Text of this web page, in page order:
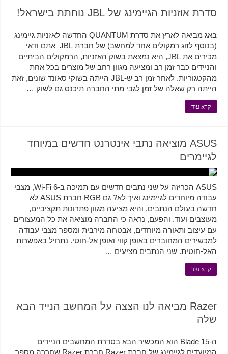
סדרת אוזניות הגיימינג של JBL נוחתת בישראל!
באג מביאה לארץ את סדרת QUANTUM החדשה לאזניות גיימינג
(בנוסף לזוג רמקולים אחד למחשב) של חברת JBL אתם ודאי
מכירים את JBL, היא נמצאת בשוק האזניות, הרמקולים הביתיים
והניידים כבר זמן רב ומציעה מגוון רחב של מוצרים בכל אחת
מהקטגוריות. לאחר זמן רב ש-JBL הייתה בשוקי סאונד שונים, זאת
הייתה רק שאלה של זמן לגבי מתי החברה תיכנס גם לשוק …
קרא עוד
ASUS מוציאה נתבי אינטרנט חדשים במיוחד
לגיימרים
ASUS הכריזה על שני נתבים חדשים עם תמיכה ב-Wi-Fi 6, מצבי
עבודה מיוחדים לגיימינג ואיך לא? גם RGB חברת ASUS לא
חדשה בעולם הנתבים, והיא מציעה מגוון פתרונות תקציביים,
מעוצבים ועוד. והפעם, נראה כי החברה מוציאה את כל המעצורים
עם עיצוב ותאורה מיוחדים, אבטחה מירבית ומספר מצבי עבודה
למכשירים המחוברים באופן קווי ואופן אל-חוטי. נתחיל באפשרות
האל-חוטית. שני הנתבים מציעים …
קרא עוד
Razer מביאה לנו הצצה על המחשב הנייד הבא
שלה
ה-Blade 15 הוא המכשיר הבא בסדרת המחשבים הניידים
המיועדים לגיימינג של חברת Razer חברת Razer שחררה מספר